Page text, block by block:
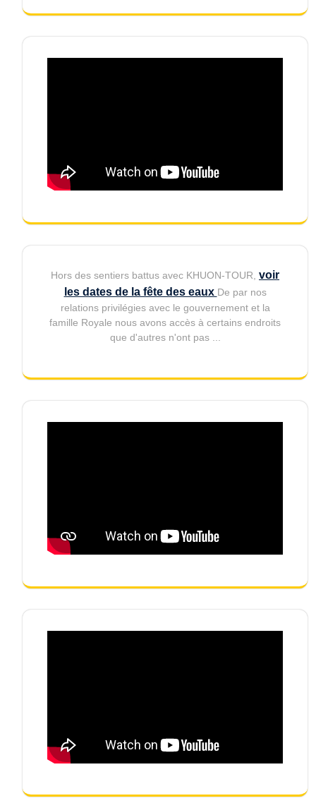
Hors des sentiers battus avec KHUON-TOUR, voir
les dates de la fête des eaux De par nos
relations privilégies avec le gouvernement et la
famille Royale nous avons accès à certains endroits
que d'autres n'ont pas ...